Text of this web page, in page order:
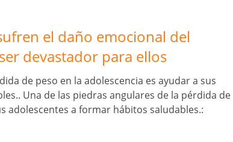
el daño emocional del
devastador para ellos
de peso en la adolescencia es ayudar a sus
Una de las piedras angulares de la pérdida de
adolescentes a formar hábitos saludables.: